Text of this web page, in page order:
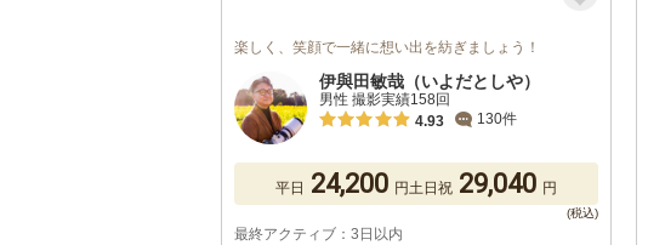
楽しく、笑顔で一緒に想い出を紡ぎましょう！
伊與田敏哉（いよだとしや）
男性 撮影実績158回
4.93
130件
平日 24,200 円土日祝 29,040 円
最終アクティブ：3日以内